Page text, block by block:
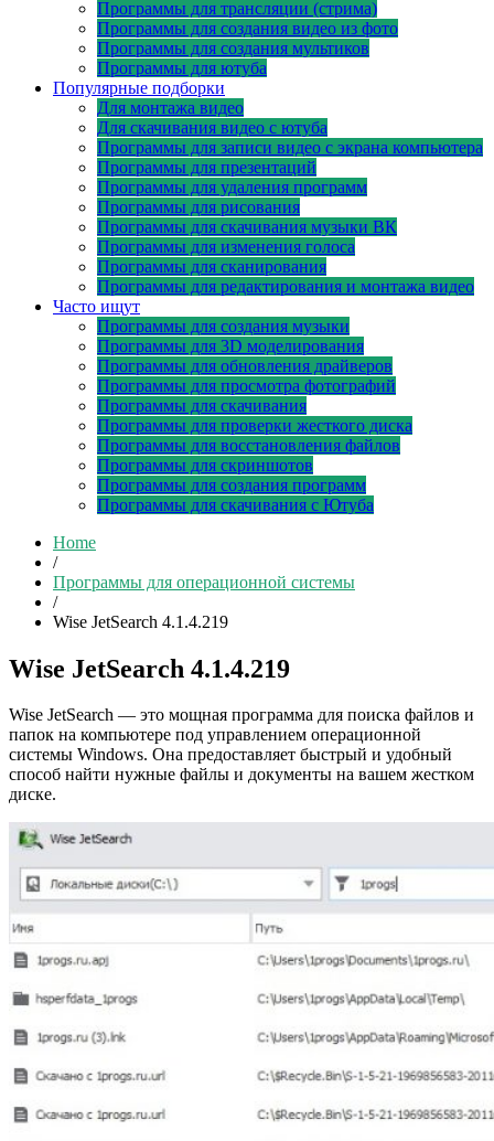
Программы для трансляции (стрима)
Программы для создания видео из фото
Программы для создания мультиков
Программы для ютуба
Популярные подборки
Для монтажа видео
Для скачивания видео с ютуба
Программы для записи видео с экрана компьютера
Программы для презентаций
Программы для удаления программ
Программы для рисования
Программы для скачивания музыки ВК
Программы для изменения голоса
Программы для сканирования
Программы для редактирования и монтажа видео
Часто ищут
Программы для создания музыки
Программы для 3D моделирования
Программы для обновления драйверов
Программы для просмотра фотографий
Программы для скачивания
Программы для проверки жесткого диска
Программы для восстановления файлов
Программы для скриншотов
Программы для создания программ
Программы для скачивания с Ютуба
Home
/
Программы для операционной системы
/
Wise JetSearch 4.1.4.219
Wise JetSearch 4.1.4.219
Wise JetSearch — это мощная программа для поиска файлов и
папок на компьютере под управлением операционной
системы Windows. Она предоставляет быстрый и удобный
способ найти нужные файлы и документы на вашем жестком
диске.